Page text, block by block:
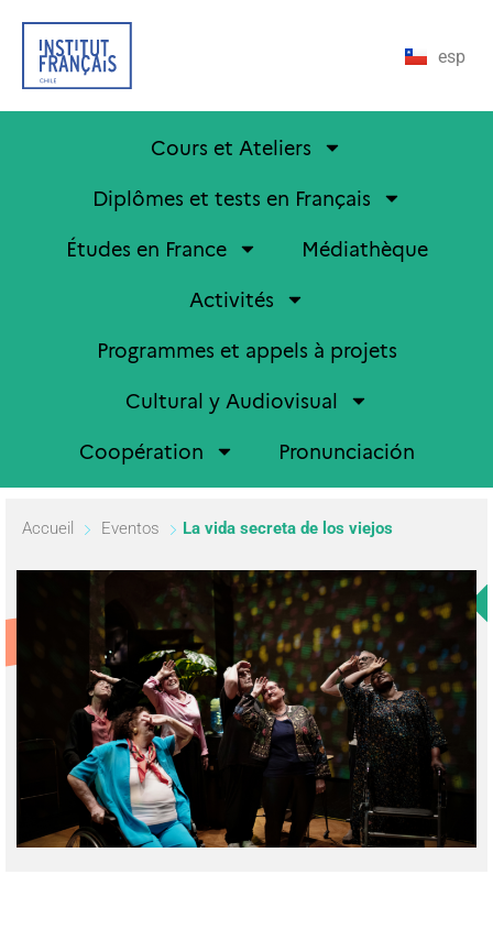
esp
Cours et Ateliers
Diplômes et tests en Français
Études en France
Médiathèque
Activités
Programmes et appels à projets
Cultural y Audiovisual
Coopération
Pronunciación
Accueil Eventos La vida secreta de los viejos